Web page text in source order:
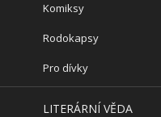
Komiksy
Rodokapsy
Pro dívky
LITERÁRNÍ VĚDA